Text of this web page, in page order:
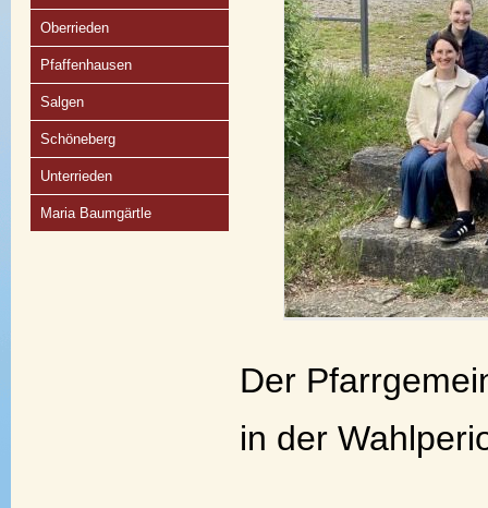
Oberrieden
Pfaffenhausen
Salgen
Schöneberg
Unterrieden
Maria Baumgärtle
Der
in der